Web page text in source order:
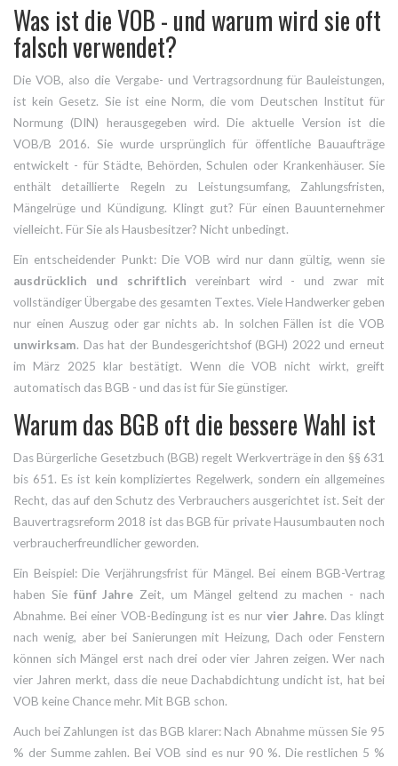
Was ist die VOB - und warum wird sie oft
falsch verwendet?
Die VOB, also die Vergabe- und Vertragsordnung für Bauleistungen,
ist kein Gesetz. Sie ist eine Norm, die vom Deutschen Institut für
Normung (DIN) herausgegeben wird. Die aktuelle Version ist die
VOB/B 2016. Sie wurde ursprünglich für öffentliche Bauaufträge
entwickelt - für Städte, Behörden, Schulen oder Krankenhäuser. Sie
enthält detaillierte Regeln zu Leistungsumfang, Zahlungsfristen,
Mängelrüge und Kündigung. Klingt gut? Für einen Bauunternehmer
vielleicht. Für Sie als Hausbesitzer? Nicht unbedingt.
Ein entscheidender Punkt: Die VOB wird nur dann gültig, wenn sie
ausdrücklich und schriftlich vereinbart wird - und zwar mit
vollständiger Übergabe des gesamten Textes. Viele Handwerker geben
nur einen Auszug oder gar nichts ab. In solchen Fällen ist die VOB
unwirksam. Das hat der Bundesgerichtshof (BGH) 2022 und erneut
im März 2025 klar bestätigt. Wenn die VOB nicht wirkt, greift
automatisch das BGB - und das ist für Sie günstiger.
Warum das BGB oft die bessere Wahl ist
Das Bürgerliche Gesetzbuch (BGB) regelt Werkverträge in den §§ 631
bis 651. Es ist kein kompliziertes Regelwerk, sondern ein allgemeines
Recht, das auf den Schutz des Verbrauchers ausgerichtet ist. Seit der
Bauvertragsreform 2018 ist das BGB für private Hausumbauten noch
verbraucherfreundlicher geworden.
Ein Beispiel: Die Verjährungsfrist für Mängel. Bei einem BGB-Vertrag
haben Sie fünf Jahre Zeit, um Mängel geltend zu machen - nach
Abnahme. Bei einer VOB-Bedingung ist es nur vier Jahre. Das klingt
nach wenig, aber bei Sanierungen mit Heizung, Dach oder Fenstern
können sich Mängel erst nach drei oder vier Jahren zeigen. Wer nach
vier Jahren merkt, dass die neue Dachabdichtung undicht ist, hat bei
VOB keine Chance mehr. Mit BGB schon.
Auch bei Zahlungen ist das BGB klarer: Nach Abnahme müssen Sie 95
% der Summe zahlen. Bei VOB sind es nur 90 %. Die restlichen 5 %